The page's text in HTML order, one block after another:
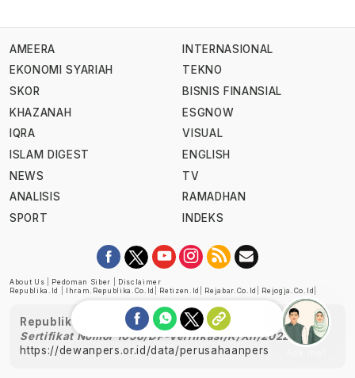
AMEERA
EKONOMI SYARIAH
SKOR
KHAZANAH
IQRA
ISLAM DIGEST
NEWS
ANALISIS
SPORT
INTERNASIONAL
TEKNO
BISNIS FINANSIAL
ESGNOW
VISUAL
ENGLISH
TV
RAMADHAN
INDEKS
About Us Pedoman Siber
Disclaimer
Republika.id
Ihram.republika.co.id Retizen.id Rejabar.co.id Rejogja.co.id
Republika telah diverifikasi oleh Dewan Pers
Sertifikat Nomor 1058/DP-Verifikasi/K/XII/2022
https://dewanpers.or.id/data/perusahaanpers